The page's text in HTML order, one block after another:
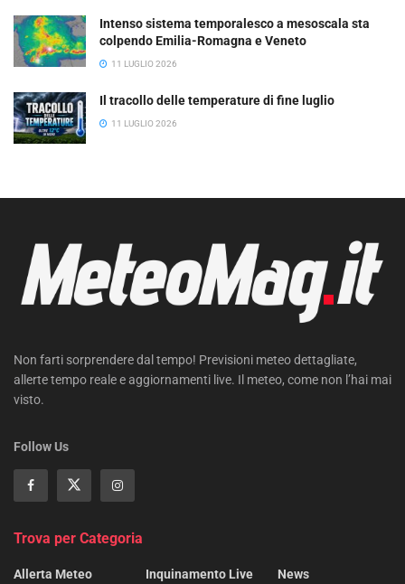
Intenso sistema temporalesco a mesoscala sta
colpendo Emilia-Romagna e Veneto
11 LUGLIO 2026
Il tracollo delle temperature di fine luglio
11 LUGLIO 2026
Non farti sorprendere dal tempo! Previsioni meteo dettagliate,
allerte tempo reale e aggiornamenti live. Il meteo, come non l’hai mai
visto.
Follow Us
Trova per Categoria
Allerta Meteo
Inquinamento Live
News